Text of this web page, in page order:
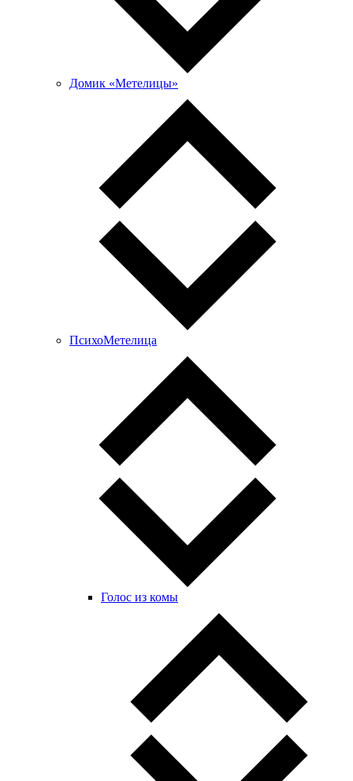
Домик «Метелицы»
ПсихоМетелица
Голос из комы